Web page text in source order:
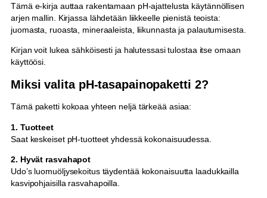
Tämä e-kirja auttaa rakentamaan pH-ajattelusta käytännöllisen
arjen mallin. Kirjassa lähdetään liikkeelle pienistä teoista:
juomasta, ruoasta, mineraaleista, liikunnasta ja palautumisesta.
Kirjan voit lukea sähköisesti ja halutessasi tulostaa itse omaan
käyttöösi.
Miksi valita pH-tasapainopaketti 2?
Tämä paketti kokoaa yhteen neljä tärkeää asiaa:
1. Tuotteet
Saat keskeiset pH-tuotteet yhdessä kokonaisuudessa.
2. Hyvät rasvahapot
Udo’s luomuöljysekoitus täydentää kokonaisuutta laadukkailla
kasvipohjaisilla rasvahapoilla.